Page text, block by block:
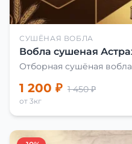
СУШЁНАЯ ВОБЛА
Вобла сушеная
Отборная сушёная
1 200 ₽ 1 450 ₽
от 3кг